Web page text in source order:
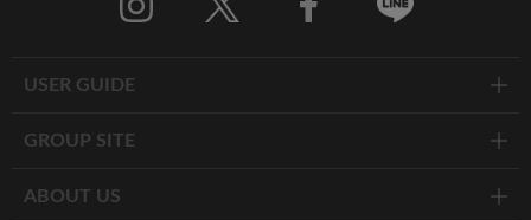
USER GUIDE
GROUP SITE
ABOUT US